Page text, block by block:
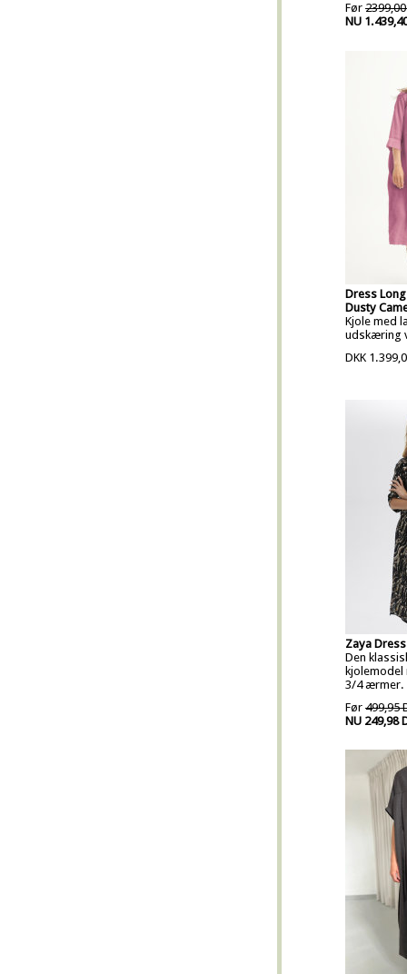
Før 2399,00
NU
Dress
Dusty
Kjole med
udskæring
DKK
Zaya
Den
3/4 ærmer.
Før 499,95
NU 249,98